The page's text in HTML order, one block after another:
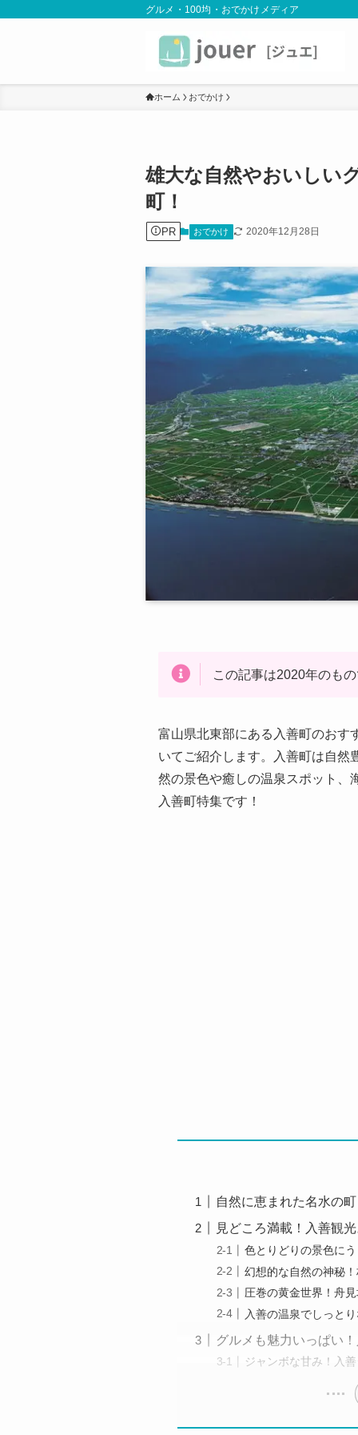
グルメ・100均・おでかけメディア
ホーム おでかけ
雄大な自然やおいしい
町！
PR おでかけ 2020年12月28日
この記事は2020年のも
富山県北東部にある入善町のおす
いてご紹介します。入善町は自然
然の景色や癒しの温泉スポット、
入善町特集です！
自然に恵まれた名水の
見どころ満載！入善観
色とりどりの景色に
幻想的な自然の神秘
圧巻の黄金世界！舟
入善の温泉でしっと
グルメも魅力いっぱい
ジャンボな甘み！入